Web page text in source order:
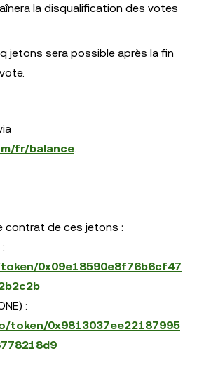
la disqualification des votes
jetons sera possible après la fin
fr/balance.
contrat de ces jetons :
0x09e18590e8f76b6cf47
:
token/0x9813037ee22187995